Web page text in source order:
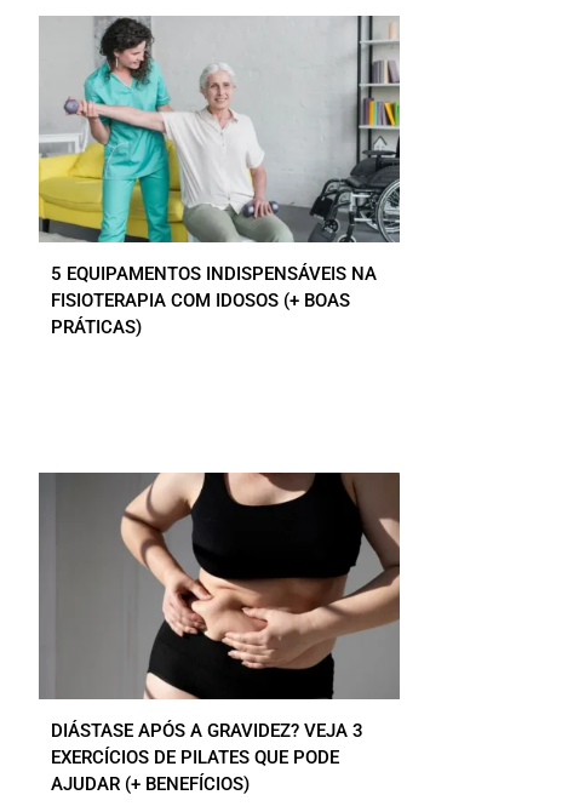
5 EQUIPAMENTOS INDISPENSÁVEIS NA
FISIOTERAPIA COM IDOSOS (+ BOAS
PRÁTICAS)
DIÁSTASE APÓS A GRAVIDEZ? VEJA 3
EXERCÍCIOS DE PILATES QUE PODE
AJUDAR (+ BENEFÍCIOS)